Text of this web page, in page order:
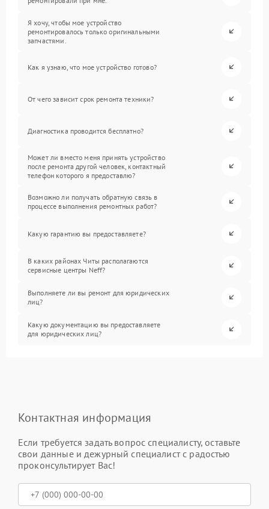
Я хочу, чтобы мое устройство
ремонтировалось только оригинальными
запчастями.
Как я узнаю, что мое устройство готово?
От чего зависит срок ремонта техники?
Диагностика проводится бесплатно?
Может ли вместо меня принять устройство
после ремонта другой человек, контактный
телефон которого я предоставлю?
Возможно ли получать обратную связь в
процессе выполнения ремонтных работ?
Какую гарантию вы предоставляете?
В каких районах Читы располагаются
сервисные центры Neff?
Выполняете ли вы ремонт для юридических
лиц?
Какую документацию вы предоставляете
для юридических лиц?
Контактная информация
Если требуется задать вопрос специалисту, оставьте
свои данные и дежурный специалист с радостью
проконсультирует Вас!